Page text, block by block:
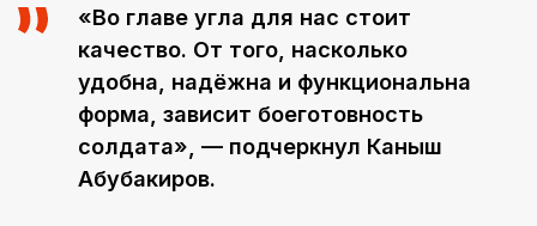
«Во главе угла для нас стоит
качество. От того, насколько
удобна, надёжна и функциональна
форма, зависит боеготовность
солдата», — подчеркнул Каныш
Абубакиров.